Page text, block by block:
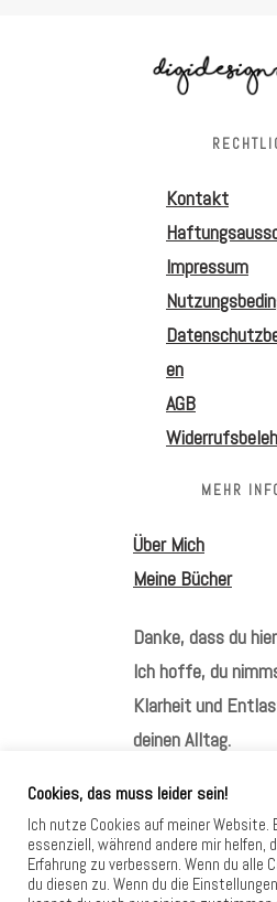
Kontakt
Impressum
en
AGB
MEHR
Über Mich
Meine Bücher
Danke, dass du
Ich hoffe, du
Klarheit und
deinen Alltag.
HIER FINDEST DU
Cookies, das muss leider sein!
Ich nutze Cookies auf meiner Website.
essenziell, während andere mir helfen,
Erfahrung zu verbessern. Wenn du
du diesen zu. Wenn du die